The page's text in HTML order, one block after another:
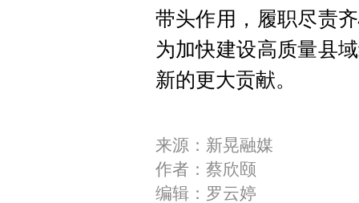
带头作用，履职尽责
为加快建设高质量县
新的更大贡献。
来源：新晃融媒
作者：蔡欣颐
编辑：罗云婷